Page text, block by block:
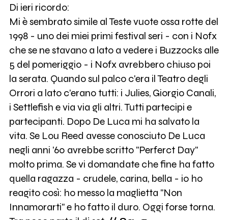
Di ieri ricordo:
Mi è sembrato simile al Teste vuote ossa rotte del
1998 - uno dei miei primi festival seri - con i Nofx
che se ne stavano a lato a vedere i Buzzocks alle
5 del pomeriggio - i Nofx avrebbero chiuso poi
la serata. Quando sul palco c'era il Teatro degli
Orrori a lato c'erano tutti: i Julies, Giorgio Canali,
i Settlefish e via via gli altri. Tutti partecipi e
partecipanti. Dopo De Luca mi ha salvato la
vita. Se Lou Reed avesse conosciuto De Luca
negli anni '60 avrebbe scritto "Perferct Day"
molto prima. Se vi domandate che fine ha fatto
quella ragazza - crudele, carina, bella - io ho
reagito così: ho messo la maglietta "Non
Innamorarti" e ho fatto il duro. Oggi forse torna.